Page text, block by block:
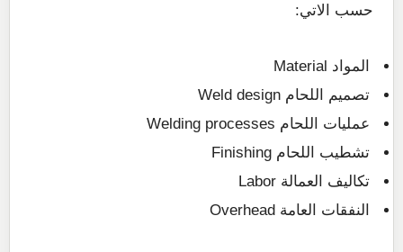
حسب الاتي:
المواد Material
تصميم اللحام Weld design
عمليات اللحام Welding processes
تشطيب اللحام Finishing
تكاليف العمالة Labor
النفقات العامة Overhead